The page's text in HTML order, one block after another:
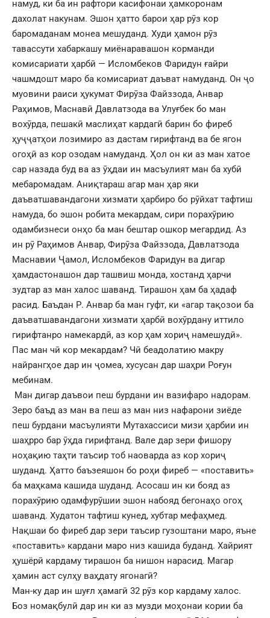
намуд, ки ба ин рафтори касифонаи ҳамкоронам
дахолат накунам. Эшон ҳатто барои ҳар рӯз кор
баромаданам монеа мешуданд. Худи ҳамон рӯз
тавассути хабаркашу миëнаравашон корманди
комисариати ҳарбӣ — Исломбеков Фаридун ғайри
чашмдошт маро ба комисариат даъват намуданд. Он ҷо
муовини раиси ҳукумат Фирӯза Файззода, Анвар
Раҳимов, Маснавӣ Давлатзода ва Улуғбек бо ман
вохӯрда, пешакӣ маслиҳат кардагӣ барин бо фиреб
ҳуҷҷатҳои лозимиро аз дастам гирифтанд ва бе ягон
огоҳӣ аз кор озодам намуданд. Ҳол он ки аз ман хатое
сар назада буд ва аз ӯҳдаи ин масъулият ман ба хубӣ
мебаромадам. Аниқтараш агар ман ҳар яки
даъватшавандагони хизмати ҳарбиро бо рӯйхат тафтиш
намуда, бо эшон робита мекардам, сири порахӯрию
одамбизнеси онҳо ба ман бештар ошкор мегардид. Аз
ин рӯ Раҳимов Анвар, Фирӯза Файззода, Давлатзода
Маснавии Ҷамол, Исломбеков Фаридун ва дигар
ҳамдастонашон дар ташвиш монда, хостанд ҳарчи
зудтар аз ман халос шаванд. Тирашон ҳам ба ҳадаф
расид. Баъдан Р. Анвар ба ман гуфт, ки «агар тақозои ба
даъватшавандагони хизмати ҳарбӣ вохӯрдану иттило
гирифтанро намекардӣ, аз кор ҳам хориҷ намешудӣ».
Пас ман чӣ кор мекардам? Чӣ беадолатию макру
найрангҳое дар ин ҷомеа, хусусан дар шаҳри Роғун
мебинам.
‌ Ман дигар даъвои пеш бурдани ин вазифаро надорам.
Зеро баъд аз ман ва пеш аз ман низ нафарони зиëде
пеш бурдани масъулияти Мутахассиси мизи ҳарбии ин
шаҳрро бар ӯҳда гирифтанд. Вале дар зери фишору
ноҳақию таҳти таъсир тоб наоварда аз кор хориҷ
шуданд. Ҳатто баъзеяшон бо роҳи фиреб — «поставить»
ба маҳкама кашида шуданд. Асосаш ин ки бояд аз
порахӯрию одамфурӯшии эшон набояд бегонаҳо огоҳ
шаванд. Худатон тафтиш кунед, хубтар мефаҳмед.
Нақшаи бо фиреб дар зери таъсир гузоштани маро, яъне
«поставить» кардани маро низ кашида буданд. Хайрият
ҳушëрӣ кардаму тирашон ба нишон нарасид. Магар
ҳамин аст сулҳу ваҳдату ягонагӣ?
Ман-ку дар ин шуғл ҳамагӣ 32 рӯз кор кардаму халос.
Боз номақбулӣ дар ин ки аз музди моҳонаи кории ба